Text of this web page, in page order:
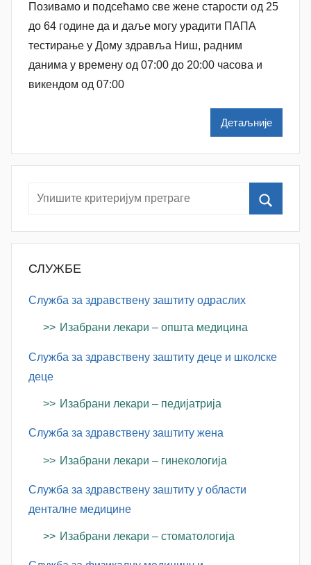
т
о
р
A
M
i
l
v
Позивамо и подсећамо све жене старости од 25
до 64 године да и даље могу урадити ПАПА
тестирање у Дому здравља Ниш, радним
данима у времену од 07:00 до 20:00 часова и
викендом од 07:00
Детаљније
СЛУЖБЕ
Служба за здравствену заштиту одраслих
Изабрани лекари – општа медицина
Служба за здравствену заштиту деце и школске
деце
Изабрани лекари – педијатрија
Служба за здравствену заштиту жена
Изабрани лекари – гинекологија
Служба за здравствену заштиту у области
денталне медицине
Изабрани лекари – стоматологија